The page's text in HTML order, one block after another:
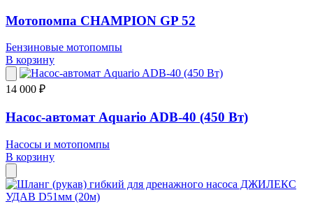
Мотопомпа CHAMPION GP 52
Бензиновые мотопомпы
В корзину
14 000 ₽
Насос-автомат Aquario ADB-40 (450 Вт)
Насосы и мотопомпы
В корзину